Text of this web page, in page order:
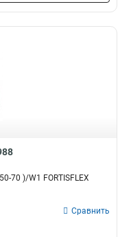
70 )/W1 FORTISFLEX
Сравнить